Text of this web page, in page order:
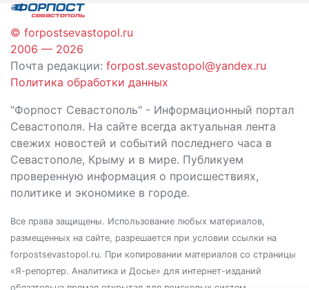
© forpostsevastopol.ru
2006 — 2026
Почта редакции: forpost.sevastopol@yandex.ru
Политика обработки данных
"Форпост Севастополь" - Информационный портал
Севастополя. На сайте всегда актуальная лента
свежих новостей и событий последнего часа в
Севастополе, Крыму и в мире. Публикуем
проверенную информация о происшествиях,
политике и экономике в городе.
Все права защищены. Использование любых материалов,
размещенных на сайте, разрешается при условии ссылки на
forpostsevastopol.ru. При копировании материалов со страницы
«Я-репортер. Аналитика и Досье» для интернет-изданий
обязательна прямая открытая для поисковых систем